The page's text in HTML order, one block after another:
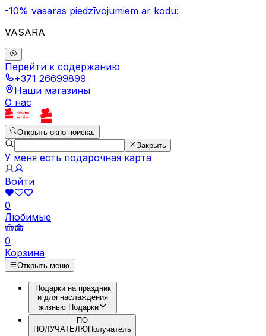
-10% vasaras piedzīvojumiem ar kodu:
VASARA
Перейти к содержанию
+371 26699899
Наши магазины
О нас
Открыть окно поиска.
Закрыть
У меня есть подарочная карта
Войти
0
Любимые
0
Корзина
Открыть меню
Подарки на праздник
и для наслаждения
жизнью Подарки
ПО
ПОЛУЧАТЕЛЮПолучатель